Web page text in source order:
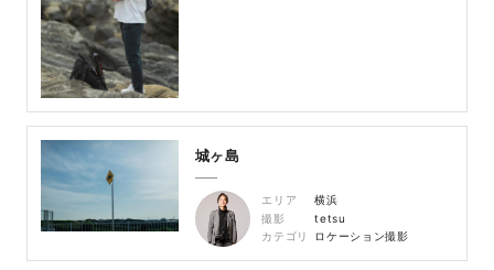
城ヶ島
エリア
横浜
撮影
tetsu
カテゴリ
ロケーション撮影